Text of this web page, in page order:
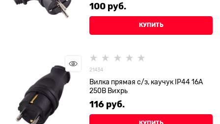
100 руб.
КУПИТЬ
21434
Вилка прямая с/з, каучук IP44 16А
250В Вихрь
116 руб.